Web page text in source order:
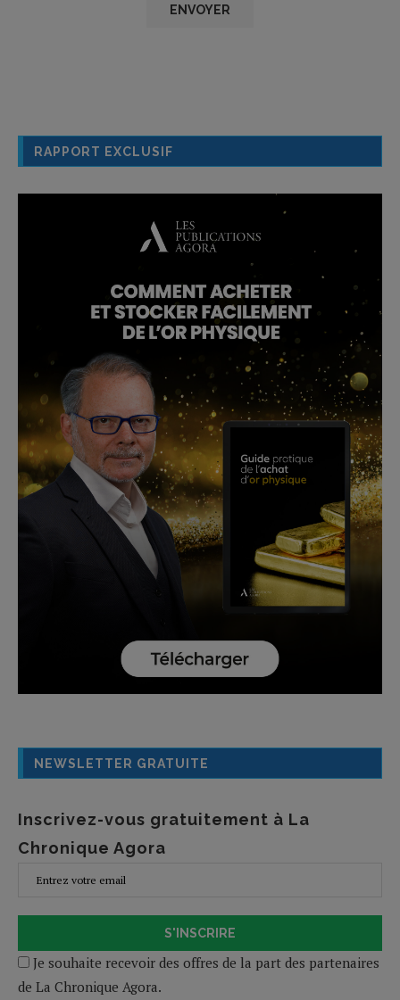
RAPPORT EXCLUSIF
NEWSLETTER GRATUITE
Inscrivez-vous gratuitement à La
Chronique Agora
S'INSCRIRE
Je souhaite recevoir des offres de la part des partenaires
de La Chronique Agora.